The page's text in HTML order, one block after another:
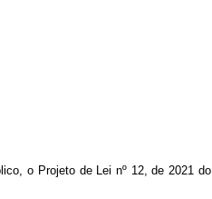
o Projeto de Lei nº 12, de 2021